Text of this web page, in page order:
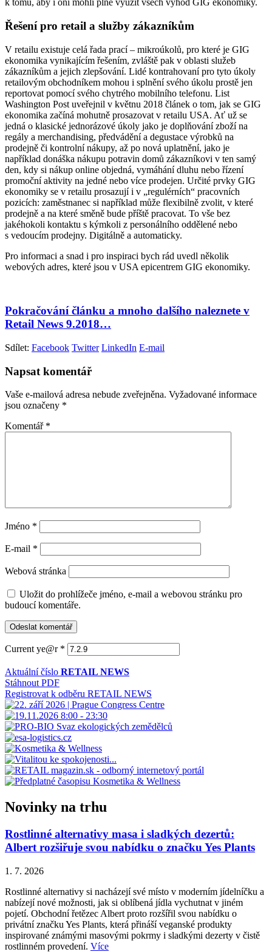
k tomu, aby i oni mohli plně využít všech výhod GIG ekonomiky.
Řešení pro retail a služby zákazníkům
V retailu existuje celá řada prací – mikroúkolů, pro které je GIG
ekonomika vynikajícím řešením, zvláště pak v oblasti služeb
zákazníkům a jejich zlepšování. Lidé kontrahovaní pro tyto úkoly
retailovým obchodníkem mohou i splnění svého úkolu prostě jen
reportovat pomocí svého chytrého mobilního telefonu. List
Washington Post uveřejnil v květnu 2018 článek o tom, jak se GIG
ekonomika začíná mohutně prosazovat v retailu USA. Ať už se
jedná o klasické jednorázové úkoly jako je doplňování zboží na
regály a merchandising, předvádění a degustace výrobků na
prodejně či kontrolní nákupy, až po nová uplatnění, jako je
například donáška nákupu potravin domů zákazníkovi v ten samý
den, kdy si nákup online objedná, vymáhání dluhu nebo řízení
promoční aktivity na jedné nebo více prodejen. Určité prvky GIG
ekonomiky se v retailu prosazují i v „regulérních“ pracovních
pozicích: zaměstnanec si například může flexibilně zvolit, v které
prodejně a na které směně bude příště pracovat. To vše bez
jakéhokoli kontaktu s kýmkoli z personálního oddělené nebo
s vedoucím prodejny. Digitálně a automaticky.
Pro informaci a snad i pro inspiraci bych rád uvedl několik
webových adres, které jsou v USA epicentrem GIG ekonomiky.
Pokračování článku a mnoho dalšího naleznete v
Retail News 9.2018…
Sdílet: Facebook Twitter LinkedIn E-mail
Napsat komentář
Vaše e-mailová adresa nebude zveřejněna. Vyžadované informace
jsou označeny *
Komentář *
Jméno *
E-mail *
Webová stránka
Uložit do prohlížeče jméno, e-mail a webovou stránku pro
budoucí komentáře.
Current ye@r *
Aktuální číslo RETAIL NEWS
Stáhnout PDF
Registrovat k odběru RETAIL NEWS
Novinky na trhu
Rostlinné alternativy masa i sladkých dezertů:
Albert rozšiřuje svou nabídku o značku Yes Plants
1. 7. 2026
Rostlinné alternativy si nacházejí své místo v moderním jídelníčku a
nabízejí nové možnosti, jak si oblíbená jídla vychutnat v jiném
pojetí. Obchodní řetězec Albert proto rozšířil svou nabídku o
privátní značku Yes Plants, která přináší veganské produkty
inspirované známými masovými pokrmy i sladkými dezerty v čistě
rostlinném provedení. Více